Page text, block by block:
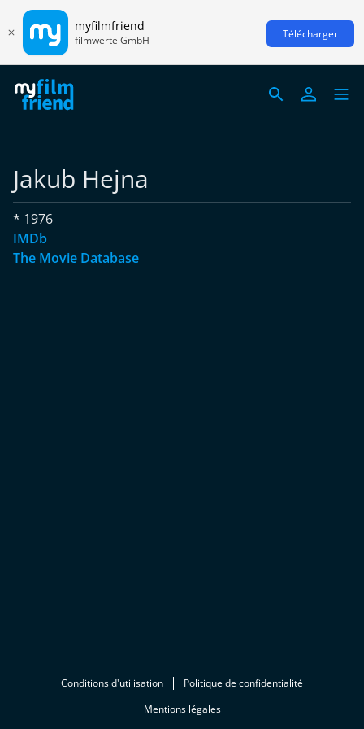
myfilmfriend
filmwerte GmbH Télécharger
Jakub Hejna
* 1976
IMDb
The Movie Database
Conditions d'utilisation
Politique de confidentialité
Mentions légales